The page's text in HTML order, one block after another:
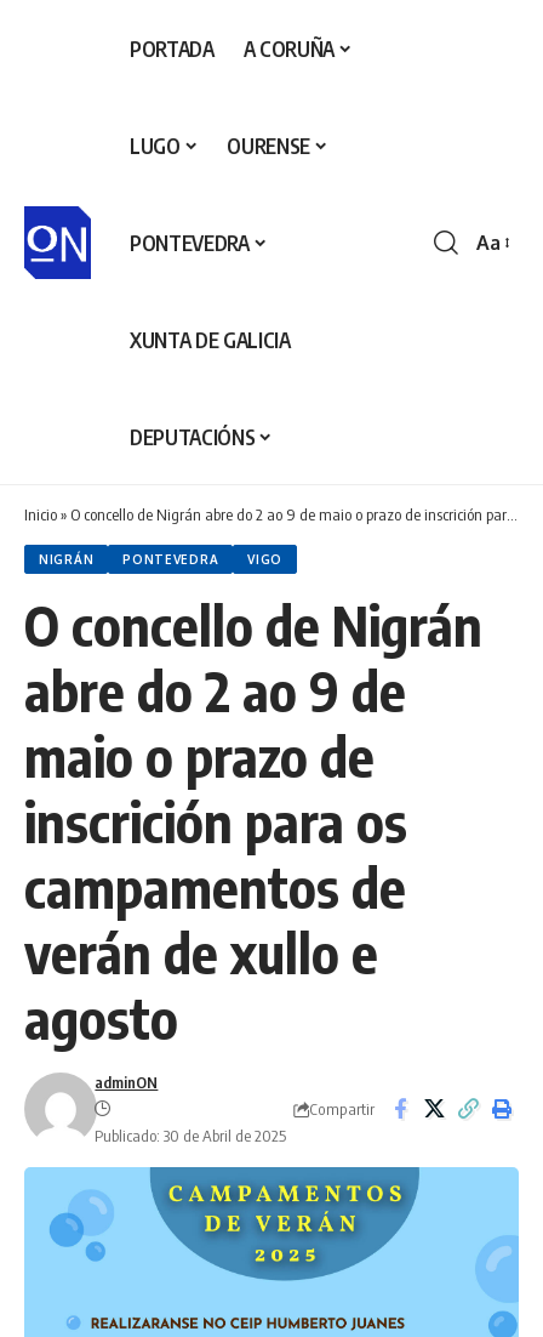
PORTADA A CORUÑA
LUGO OURENSE
PONTEVEDRA
XUNTA DE GALICIA
DEPUTACIÓNS
Aa
Inicio» O concello de Nigrán abre do 2 ao 9 de maio o prazo de inscrición para os campamentos de verán de xullo e agosto
NIGRÁN PONTEVEDRA VIGO
O concello de Nigrán
abre do 2 ao 9 de
maio o prazo de
inscrición para os
campamentos de
verán de xullo e
agosto
adminON
Publicado: 30 de Abril de 2025
Compartir